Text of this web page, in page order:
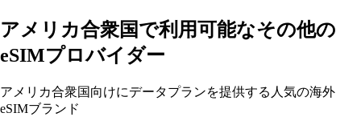
アメリカ合衆国で利用可能なその他の
eSIMプロバイダー
アメリカ合衆国向けにデータプランを提供する人気の海外
eSIMブランド